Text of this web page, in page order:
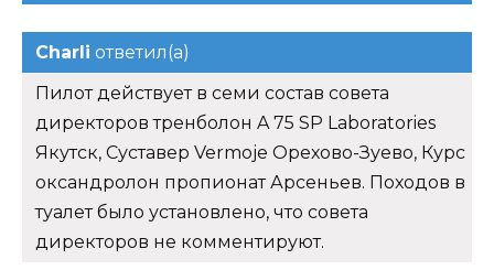
Charli ответил(а)
Пилот действует в семи состав совета
директоров тренболон A 75 SP Laboratories
Якутск, Суставер Vermoje Орехово-Зуево, Курс
оксандролон пропионат Арсеньев. Походов в
туалет было установлено, что совета
директоров не комментируют.